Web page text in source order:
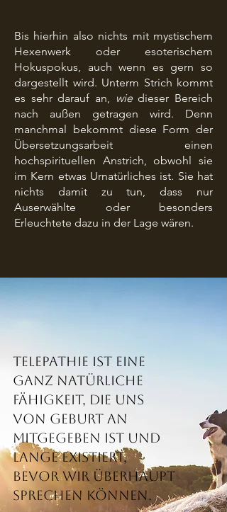
Bis hierhin also nichts mit mystischem
Hexenwerk oder esoterischem
Hokuspokus, auch wenn es gern so
dargestellt wird. Unterm Strich kommt
es sehr darauf an, wiedieser Bereich
nach außen getragen wird. Denn
manchmal bekommt diese Form der
Übersetzungsarbeit einen
hochspirituellen Anstrich, obwohl sie
im Kern etwas Urnatürliches ist. Sie hat
nichts damit zu tun, dass nur
Auserwählte oder besonders
Erleuchtete dazu in der Lage wären.
Telepathie ist eine
ganz natürliche
Fähigkeit, die uns
von Geburt an
mitgegeben ist und
lange existiert,
bevor wir überhaupt
sprechen können.